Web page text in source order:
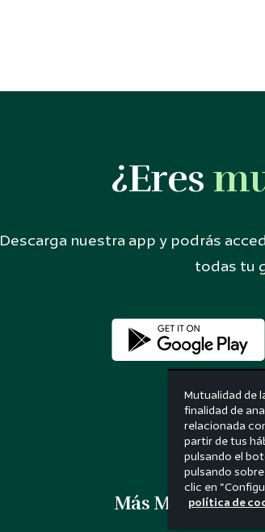
¿Eres
Descarga nuestra app y podrás
todas tu
Más Mutualidad
Mutualidad de
finalidad de
relacionada
partir de tus
pulsando el
pulsando
clic en
política de